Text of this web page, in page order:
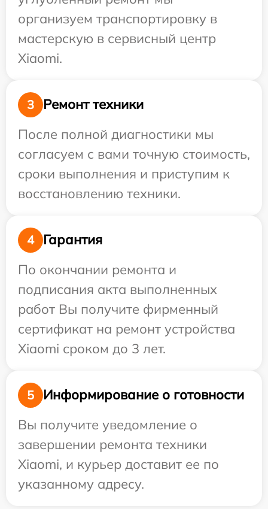
организуем транспортировку в
мастерскую в сервисный центр
Xiaomi.
3
Ремонт техники
После полной диагностики мы
согласуем с вами точную стоимость,
сроки выполнения и приступим к
восстановлению техники.
4
Гарантия
По окончании ремонта и
подписания акта выполненных
работ Вы получите фирменный
сертификат на ремонт устройства
Xiaomi сроком до 3 лет.
5
Информирование о готовности
Вы получите уведомление о
завершении ремонта техники
Xiaomi, и курьер доставит ее по
указанному адресу.